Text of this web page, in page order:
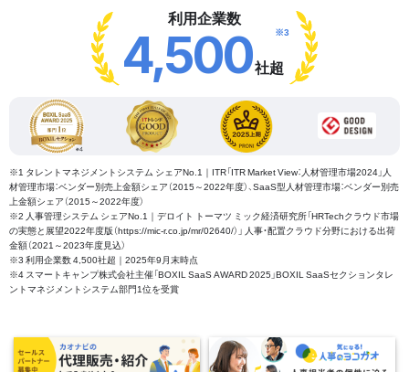
利用企業数
4,500社超
※3
※1 タレントマネジメントシステム シェアNo.1｜ITR「ITR Market View：人材管理市場2024」人
材管理市場：ベンダー別売上金額シェア（2015～2022年度）、SaaS型人材管理市場：ベンダー別売
上金額シェア（2015～2022年度）
※2 人事管理システム シェアNo.1｜デロイト トーマツ ミック経済研究所「HRTechクラウド市場
の実態と展望2022年度版（https://mic-r.co.jp/mr/02640/）」 人事・配置クラウド分野における出荷
金額（2021～2023年度見込）
※3 利用企業数 4,500社超｜2025年9月末時点
※4 スマートキャンプ株式会社主催「BOXIL SaaS AWARD 2025」BOXIL SaaSセクションタレ
ントマネジメントシステム部門1位を受賞